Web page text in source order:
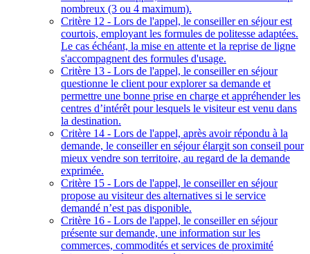
nombreux (3 ou 4 maximum).
Critère 12 - Lors de l'appel, le conseiller en séjour est
courtois, employant les formules de politesse adaptées.
Le cas échéant, la mise en attente et la reprise de ligne
s'accompagnent des formules d'usage.
Critère 13 - Lors de l'appel, le conseiller en séjour
questionne le client pour explorer sa demande et
permettre une bonne prise en charge et appréhender les
centres d’intérêt pour lesquels le visiteur est venu dans
la destination.
Critère 14 - Lors de l'appel, après avoir répondu à la
demande, le conseiller en séjour élargit son conseil pour
mieux vendre son territoire, au regard de la demande
exprimée.
Critère 15 - Lors de l'appel, le conseiller en séjour
propose au visiteur des alternatives si le service
demandé n’est pas disponible.
Critère 16 - Lors de l'appel, le conseiller en séjour
présente sur demande, une information sur les
commerces, commodités et services de proximité